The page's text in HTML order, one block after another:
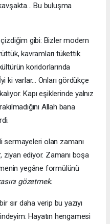
Bu buluşma
çizdiğim gibi: Bizler modern
kavramları tükettik.
koridorlarında
ki varlar... Onları gördükçe
Kapı eşiklerinde yalnız
Allah bana
sermayeleri olan zamanı
ziyan ediyor. Zamanı boşa
yegâne formülünü
gözetmek.
sır daha verip bu yazıyı
Hayatın hengamesi